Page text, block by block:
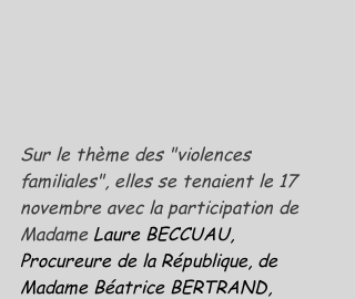
Sur le thème des "violences
familiales", elles se tenaient le 17
novembre avec la participation de
Madame Laure BECCUAU,
Procureure de la République, de
Madame Béatrice BERTRAND,